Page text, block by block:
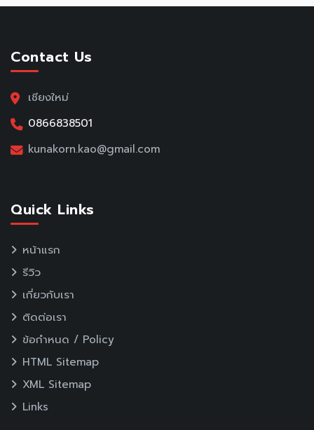
Contact Us
เชียงใหม่
0866838501
kunakorn.kao@gmail.com
Quick Links
หน้าแรก
รีวิว
เกี่ยวกับเรา
ติดต่อเรา
ข้อกำหนด / Policy
HTML Sitemap
XML Sitemap
Links